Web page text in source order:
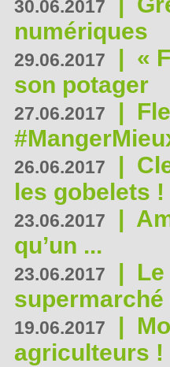
30.06.2017
numériques
29.06.2017 | «
son potager
27.06.2017 |
26.06.2017 |
les gobelets !
23.06.2017 |
qu’un ...
23.06.2017 |
19.06.2017 |
agriculteurs !